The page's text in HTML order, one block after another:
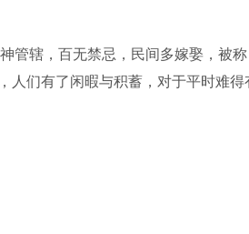
管辖，百无禁忌，民间多嫁娶，被称
人们有了闲暇与积蓄，对于平时难得